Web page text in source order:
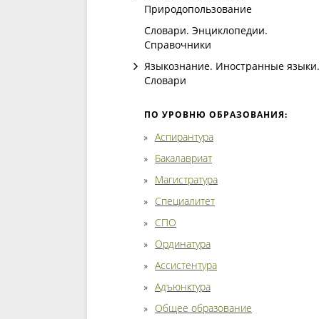
Природопользование
Словари. Энциклопедии.
Справочники
Языкознание. Иностранные языки.
Словари
ПО УРОВНЮ ОБРАЗОВАНИЯ:
Аспирантура
Бакалавриат
Магистратура
Специалитет
СПО
Ординатура
Ассистентура
Адъюнктура
Общее образование